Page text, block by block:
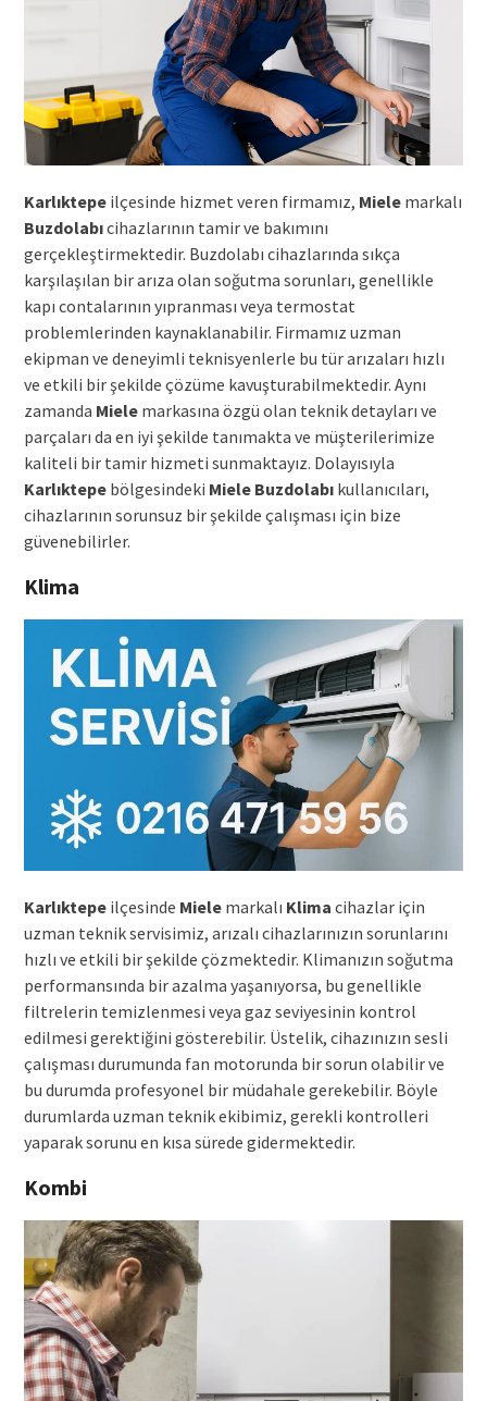
Karlıktepeilçesinde hizmet veren firmamız, Mielemarkalı
Buzdolabıcihazlarının tamir ve bakımını
gerçekleştirmektedir. Buzdolabı cihazlarında sıkça
karşılaşılan bir arıza olan soğutma sorunları, genellikle
kapı contalarının yıpranması veya termostat
problemlerinden kaynaklanabilir. Firmamız uzman
ekipman ve deneyimli teknisyenlerle bu tür arızaları hızlı
ve etkili bir şekilde çözüme kavuşturabilmektedir. Aynı
zamanda Mielemarkasına özgü olan teknik detayları ve
parçaları da en iyi şekilde tanımakta ve müşterilerimize
kaliteli bir tamir hizmeti sunmaktayız. Dolayısıyla
Karlıktepebölgesindeki Miele Buzdolabıkullanıcıları,
cihazlarının sorunsuz bir şekilde çalışması için bize
güvenebilirler.
Klima
Karlıktepeilçesinde Mielemarkalı Klima cihazlar için
uzman teknik servisimiz, arızalı cihazlarınızın sorunlarını
hızlı ve etkili bir şekilde çözmektedir. Klimanızın soğutma
performansında bir azalma yaşanıyorsa, bu genellikle
filtrelerin temizlenmesi veya gaz seviyesinin kontrol
edilmesi gerektiğini gösterebilir. Üstelik, cihazınızın sesli
çalışması durumunda fan motorunda bir sorun olabilir ve
bu durumda profesyonel bir müdahale gerekebilir. Böyle
durumlarda uzman teknik ekibimiz, gerekli kontrolleri
yaparak sorunu en kısa sürede gidermektedir.
Kombi